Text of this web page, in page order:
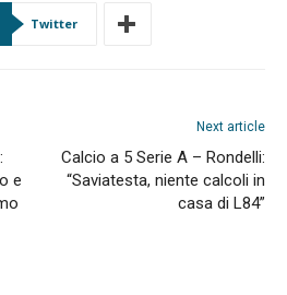
Twitter
e
Next article
Calcio a 5 Serie A – Rondelli:
“Saviatesta, niente calcoli in
casa di L84”